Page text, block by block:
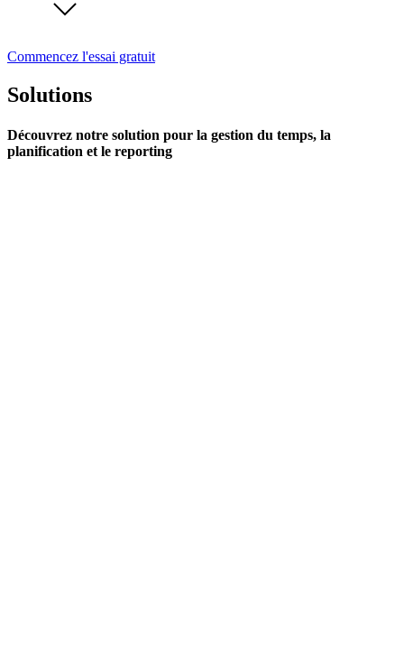
Commencez l'essai gratuit
Solutions
Découvrez notre solution pour la gestion du temps, la
planification et le reporting